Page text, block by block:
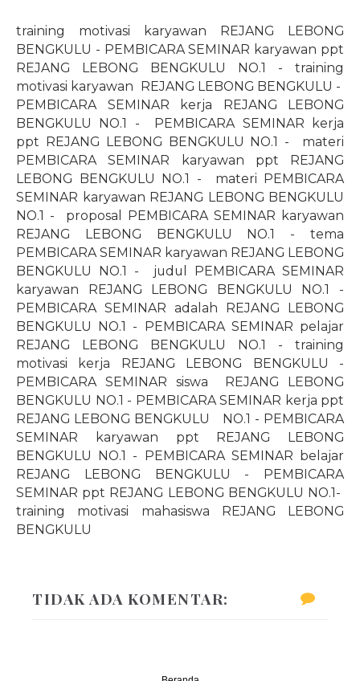
training motivasi karyawan REJANG LEBONG
BENGKULU - PEMBICARA SEMINAR karyawan ppt
REJANG LEBONG BENGKULU NO.1 - training
motivasi karyawan REJANG LEBONG BENGKULU -
PEMBICARA SEMINAR kerja REJANG LEBONG
BENGKULU NO.1 -
PEMBICARA SEMINAR kerja
ppt REJANG LEBONG BENGKULU NO.1 -
materi
PEMBICARA SEMINAR karyawan ppt REJANG
LEBONG BENGKULU NO.1 -
materi PEMBICARA
SEMINAR karyawan REJANG LEBONG BENGKULU
NO.1 -
proposal PEMBICARA SEMINAR karyawan
REJANG LEBONG BENGKULU NO.1 - tema
PEMBICARA SEMINAR karyawan REJANG LEBONG
BENGKULU NO.1 -
judul PEMBICARA SEMINAR
karyawan REJANG LEBONG BENGKULU NO.1 -
PEMBICARA SEMINAR adalah REJANG LEBONG
BENGKULU NO.1 - PEMBICARA SEMINAR pelajar
REJANG LEBONG BENGKULU NO.1 - training
motivasi kerja REJANG LEBONG BENGKULU -
PEMBICARA SEMINAR siswa
REJANG LEBONG
BENGKULU NO.1 - PEMBICARA SEMINAR kerja ppt
REJANG LEBONG BENGKULU NO.1 - PEMBICARA
SEMINAR karyawan ppt REJANG LEBONG
BENGKULU NO.1 - PEMBICARA SEMINAR belajar
REJANG LEBONG BENGKULU - PEMBICARA
SEMINAR ppt REJANG LEBONG BENGKULU NO.1-
training motivasi mahasiswa REJANG LEBONG
BENGKULU
TIDAK ADA KOMENTAR: